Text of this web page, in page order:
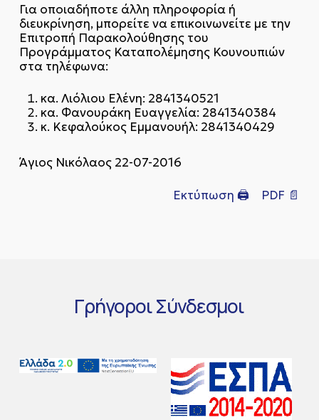
Για οποιαδήποτε άλλη πληροφορία ή
διευκρίνηση, μπορείτε να επικοινωνείτε με την
Επιτροπή Παρακολούθησης του
Προγράμματος Καταπολέμησης Κουνουπιών
στα τηλέφωνα:
κα. Λιόλιου Ελένη: 2841340521
κα. Φανουράκη Ευαγγελία: 2841340384
κ. Κεφαλούκος Εμμανουήλ: 2841340429
Άγιος Νικόλαος 22-07-2016
Εκτύπωση 🖨 PDF 📄
ΓρήγοροιΣύνδεσμοι